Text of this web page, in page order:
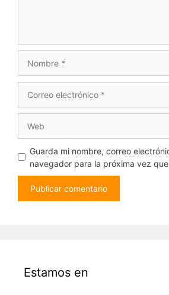
electrónico
Guarda mi nombre, correo
navegador para la próxima vez
Estamos en